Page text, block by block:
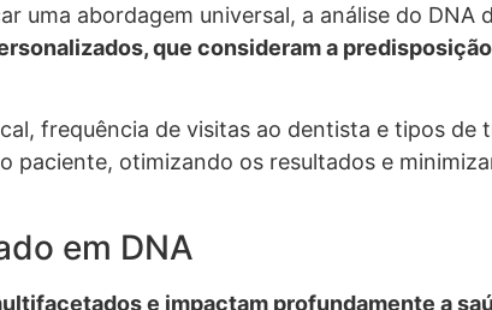
uma abordagem universal, a análise do DNA
que consideram a
frequência de visitas ao dentista e tipos de
otimizando os resultados e
em DNA
e impactam profundamente a